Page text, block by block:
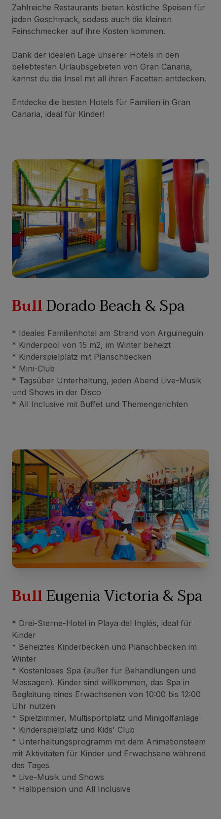
Zahlreiche Restaurants bieten köstliche Speisen für
jeden Geschmack, sodass auch die kleinen
Feinschmecker auf ihre Kosten kommen.
Dank der idealen Lage unserer Hotels in den
beliebtesten Urlaubsgebieten von Gran Canaria,
kannst du die Insel mit all ihren Facetten entdecken.
Entdecke die besten Hotels für Familien in Gran
Canaria, ideal für Kinder!
BullDorado Beach & Spa
* Ideales Familienhotel am Strand von Arguineguín
* Kinderpool von 15 m2, im Winter beheizt
* Kinderspielplatz mit Planschbecken
* Mini-Club
* Tagsüber Unterhaltung, jeden Abend Live-Musik
und Shows in der Disco
* All Inclusive mit Buffet und Themengerichten
BullEugenia Victoria & Spa
* Drei-Sterne-Hotel in Playa del Inglés, ideal für
Kinder
* Beheiztes Kinderbecken und Planschbecken im
Winter
* Kostenloses Spa (außer für Behandlungen und
Massagen). Kinder sind willkommen, das Spa in
Begleitung eines Erwachsenen von 10:00 bis 12:00
Uhr nutzen
* Spielzimmer, Multisportplatz und Minigolfanlage
* Kinderspielplatz und Kids' Club
* Unterhaltungsprogramm mit dem Animationsteam
mit Aktivitäten für Kinder und Erwachsene während
des Tages
* Live-Musik und Shows
* Halbpension und All Inclusive